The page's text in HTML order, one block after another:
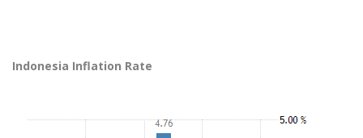
Indonesia Inflation Rate